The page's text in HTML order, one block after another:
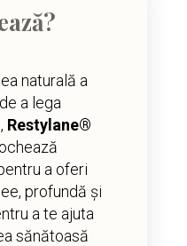
naturală a
a lega
Restylane®
a oferi
profundă și
a te ajuta
sănătoasă